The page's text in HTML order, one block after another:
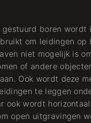
gestuurd boren wordt
om leidingen op
niet mogelijk is
of andere
Ook wordt deze
te leggen
ook wordt
open uitgravingen